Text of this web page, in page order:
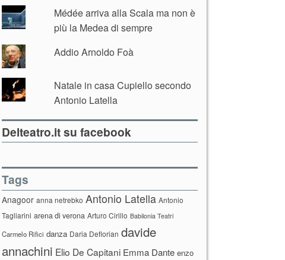
Médée arriva alla Scala ma non è
più la Medea di sempre
Addio Arnoldo Foà
Natale in casa Cupiello secondo
Antonio Latella
Delteatro.it su facebook
Tags
Anagoor anna netrebko Antonio Latella Antonio
Tagliarini arena di verona Arturo Cirillo Babilonia Teatri
Carmelo Rifici danza Daria Deflorian davide
annachini Elio De Capitani Emma Dante enzo